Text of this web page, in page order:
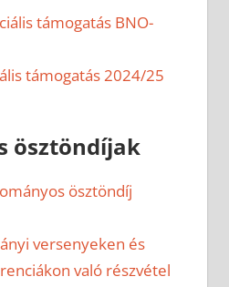
támogatás BNO-
támogatás 2024/25
ösztöndíjak
ösztöndíj
versenyeken és
való részvétel